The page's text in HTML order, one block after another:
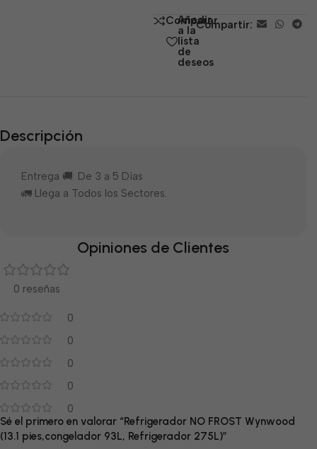
5 Comparar
Añadir
a la
lista
de
deseos
Compartir:
Descripción
Entrega 🚚: De 3 a 5 Días
🚛 Llega a Todos los Sectores.
Opiniones de Clientes
0 reseñas
0
0
0
0
0
Sé el primero en valorar “Refrigerador NO FROST Wynwood
(13.1 pies,congelador 93L, Refrigerador 275L)”